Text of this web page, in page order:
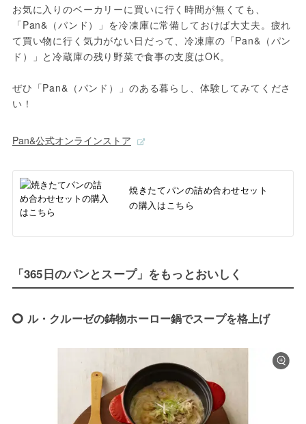
お気に入りのベーカリーに買いに行く時間が無くても、
「Pan&（パンド）」を冷凍庫に常備しておけば大丈夫。疲れ
て買い物に行く気力がない日だって、冷凍庫の「Pan&（パン
ド）」と冷蔵庫の残り野菜で食事の支度はOK。
ぜひ「Pan&（パンド）」のある暮らし、体験してみてくださ
い！
Pan&公式オンラインストア
焼きたてパンの詰め合わせセット
の購入はこちら
「365日のパンとスープ」をもっとおいしく
ル・クルーゼの鋳物ホーロー鍋でスープを格上げ